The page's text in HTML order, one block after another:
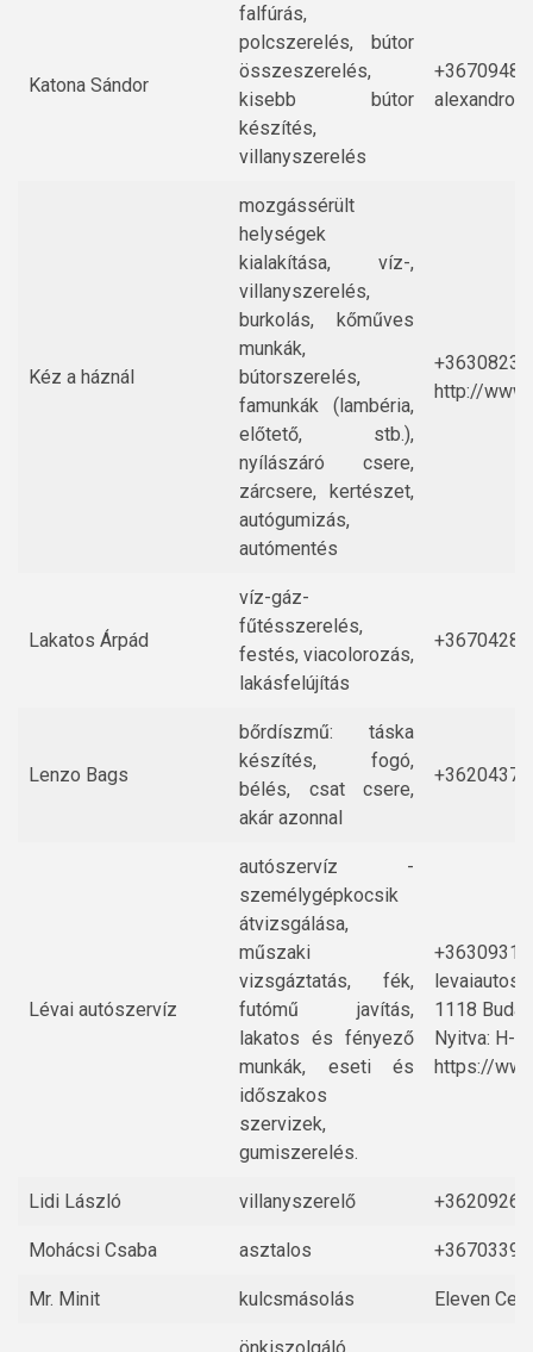
Katona Sándor
falfúrás,
polcszerelés, bútor
összeszerelés,
kisebb bútor
készítés,
villanyszerelés
Kéz a háznál
mozgássérült
helységek
kialakítása, víz-,
villanyszerelés,
burkolás, kőműves
munkák,
bútorszerelés,
famunkák (lambéria,
előtető, stb.),
nyílászáró csere,
zárcsere, kertészet,
autógumizás,
autómentés
http://
Lakatos Árpád
víz-gáz-
fűtésszerelés,
festés, viacolorozás,
lakásfelújítás
Lenzo Bags
bőrdíszmű: táska
készítés, fogó,
bélés, csat csere,
akár azonnal
Lévai autószervíz
autószervíz -
személygépkocsik
átvizsgálása,
műszaki
vizsgáztatás, fék,
futómű javítás,
lakatos és fényező
munkák, eseti és
időszakos
szervizek,
gumiszerelés.
1118
Nyitva: H-
https://
Lidi László villanyszerelő
Mohácsi Csaba asztalos
Mr. Minit kulcsmásolás Eleven